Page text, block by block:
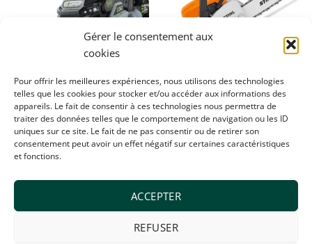
Gérer le consentement aux
cookies
Pour offrir les meilleures expériences, nous utilisons des technologies
telles que les cookies pour stocker et/ou accéder aux informations des
appareils. Le fait de consentir à ces technologies nous permettra de
traiter des données telles que le comportement de navigation ou les ID
uniques sur ce site. Le fait de ne pas consentir ou de retirer son
consentement peut avoir un effet négatif sur certaines caractéristiques
et fonctions.
ACCEPTER
REFUSER
MACHINES
EGO LM1914 E-SP
€849,00
MACHINES
Stihl MS180 -35CM-
€304,00